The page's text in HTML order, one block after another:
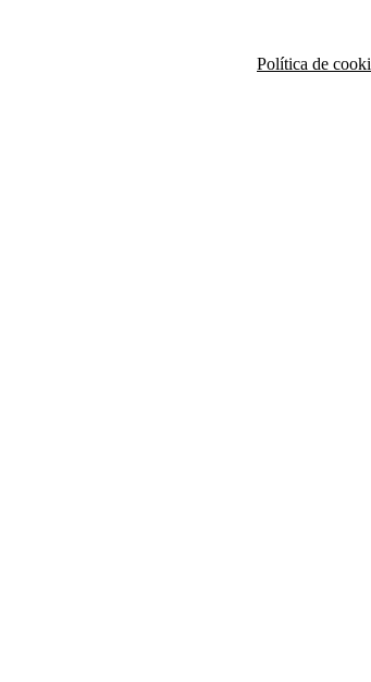
Política de